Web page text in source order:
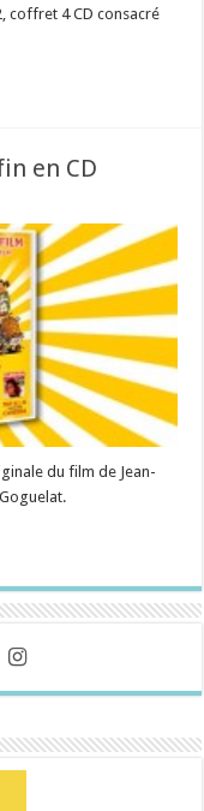
coffret 4 CD consacré
en CD
du film de Jean-